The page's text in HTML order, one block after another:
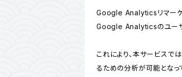
Google Analyticsリマーケ
Google Analyticsのユーザ
これにより、本サービス
るための分析が可能となっ